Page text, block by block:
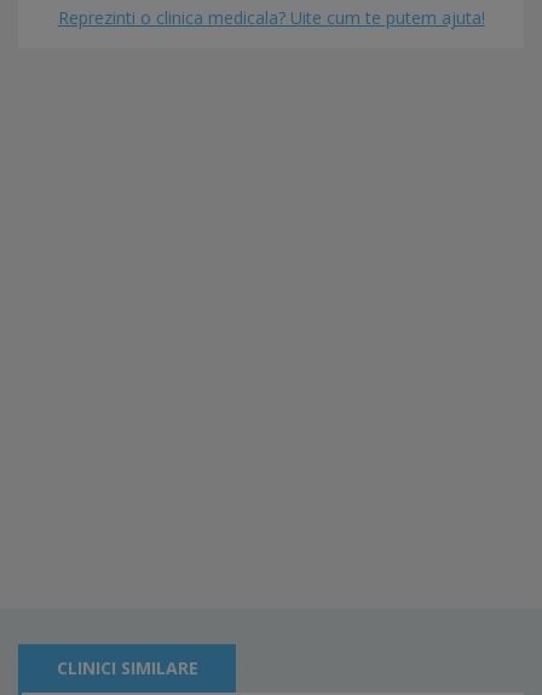
Reprezinti o clinica medicala? Uite cum te putem ajuta!
CLINICI SIMILARE